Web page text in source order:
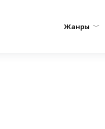
Жанры